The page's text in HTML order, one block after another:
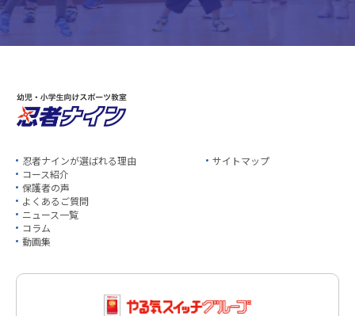
忍者ナインが選ばれる理由
コース紹介
保護者の声
よくあるご質問
ニュース一覧
コラム
動画集
サイトマップ